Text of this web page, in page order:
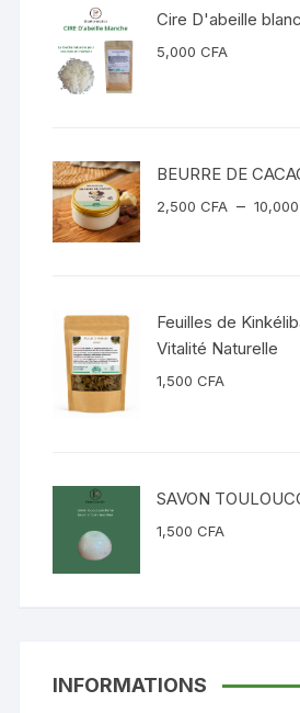
Cire D'abeille
5,000CFA
BEURRE DE
2,500CFA –
Feuilles de
Vitalité Naturelle
1,500CFA
SAVON
1,500CFA
INFORMATIONS